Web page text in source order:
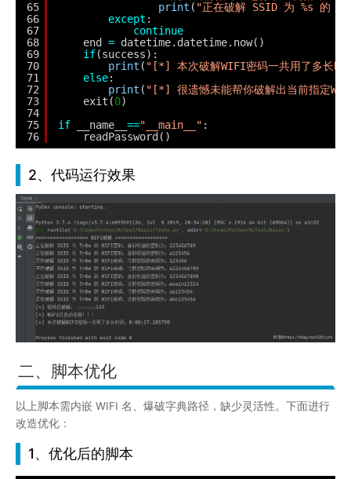
65
66
67
68
69
70
71
72
73
74
75
76
print ( "正在破解 SSID 为 %s 的
except :
continue
end = datetime.datetime.now()
if(success):
print ( "[*] 本次破解WIFI密码一共用了多长
else:
print ( "[*] 很遗憾未能帮你破解出当前指定
exit(0)
if
__name__ =="__main__" :
readPassword()
2、代码运行效果
二、脚本优化
以上脚本需内嵌 WIFI 名、爆破字典路径，缺少灵活性。下面进行
改造优化：
1、优化后的脚本